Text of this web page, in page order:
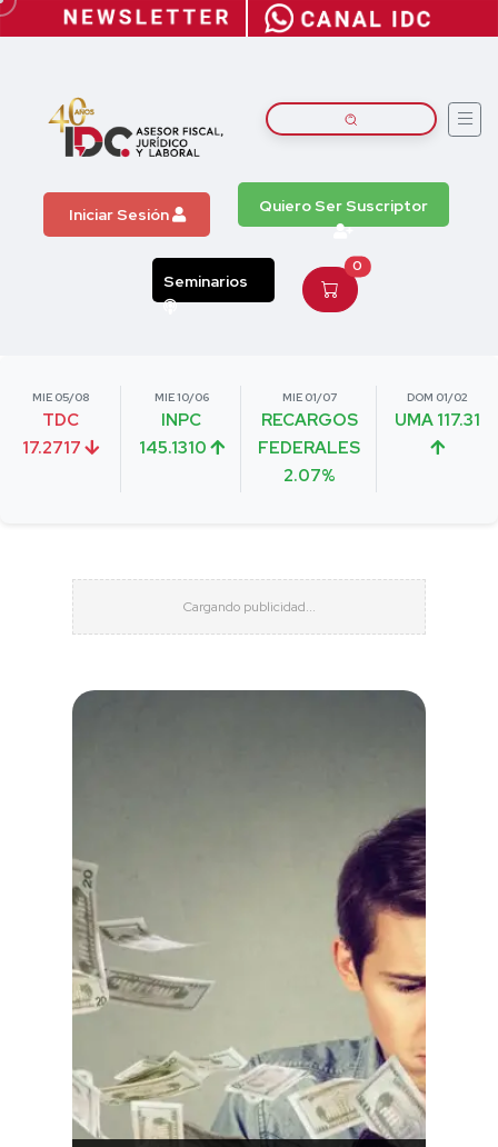
Iniciar Sesión Quiero Ser Suscriptor
Seminarios
0
MIE 05/08
TDC
17.2717
MIE 10/06
INPC
145.1310
MIE 01/07
RECARGOS
FEDERALES
2.07%
DOM 01/02
UMA 117.31